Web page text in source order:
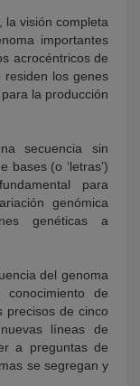
la visión completa
importantes
acrocéntricos de
los genes
la producción
secuencia sin
bases (o ‘letras’)
para
genómica
genéticas a
del genoma
de
precisos de cinco
líneas de
a preguntas de
se segregan y